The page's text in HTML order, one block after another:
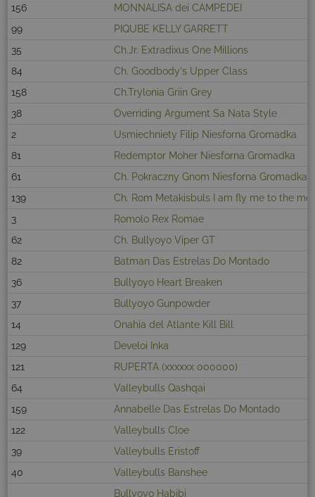
156
MONNALISA dei CAMPEDEI
99
PIQUBE KELLY GARRETT
35
Ch.Jr. Extradixus One Millions
84
Ch. Goodbody's Upper Class
158
Ch.Trylonia Griin Grey
38
Overriding Argument Sa Nata Style
2
Usmiechniety Filip Niesforna Gromadka
81
Redemptor Moher Niesforna Gromadka
61
Ch. Pokraczny Gnom Niesforna Gromadka
139
Ch. Rom Metakisbuls I am fly me to the
3
Romolo Rex Romae
62
Ch. Bullyoyo Viper GT
82
Batman Das Estrelas Do Montado
36
Bullyoyo Heart Breaken
37
Bullyoyo Gunpowder
14
Onahia del Atlante Kill Bill
129
Develoi Inka
121
RUPERTA (xxxxxx 000000)
64
Valleybulls Qashqai
159
Annabelle Das Estrelas Do Montado
122
Valleybulls Cloe
39
Valleybulls Eristoff
40
Valleybulls Banshee
Bullyoyo Habibi